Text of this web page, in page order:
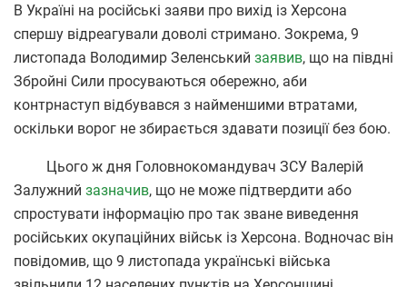
В Україні на російські заяви про вихід із Херсона
спершу відреагували доволі стримано. Зокрема, 9
листопада Володимир Зеленський заявив, що на півдні
Збройні Сили просуваються обережно, аби
контрнаступ відбувався з найменшими втратами,
оскільки ворог не збирається здавати позиції без бою.
Цього ж дня Головнокомандувач ЗСУ Валерій
Залужний зазначив, що не може підтвердити або
спростувати інформацію про так зване виведення
російських окупаційних військ із Херсона. Водночас він
повідомив, що 9 листопада українські війська